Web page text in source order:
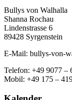
Bullys von Walhalla
Shanna Rochau
Lindenstrasse 6
89428 Syrgenstein
E-Mail: bullys-von-
Telefon: +49 9077 –
Mobil: +49 175 –